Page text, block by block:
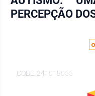
PERCEPÇÃO
CODE: 241018055